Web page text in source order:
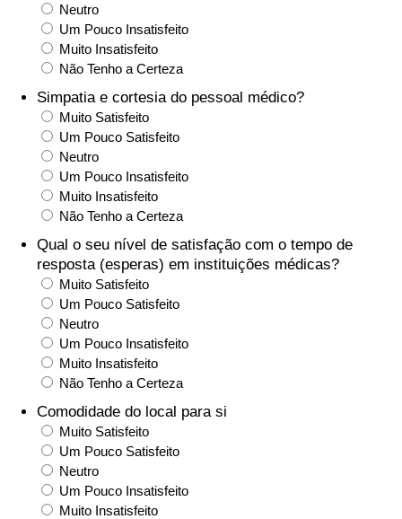
Neutro
Um Pouco Insatisfeito
Muito Insatisfeito
Não Tenho a Certeza
Simpatia e cortesia do pessoal médico?
Muito Satisfeito
Um Pouco Satisfeito
Neutro
Um Pouco Insatisfeito
Muito Insatisfeito
Não Tenho a Certeza
Qual o seu nível de satisfação com o tempo de
resposta (esperas) em instituições médicas?
Muito Satisfeito
Um Pouco Satisfeito
Neutro
Um Pouco Insatisfeito
Muito Insatisfeito
Não Tenho a Certeza
Comodidade do local para si
Muito Satisfeito
Um Pouco Satisfeito
Neutro
Um Pouco Insatisfeito
Muito Insatisfeito
Trânsito
Indicador de Trânsito
Indicador de Trânsito (Atual)
Indicador de Trânsito por País